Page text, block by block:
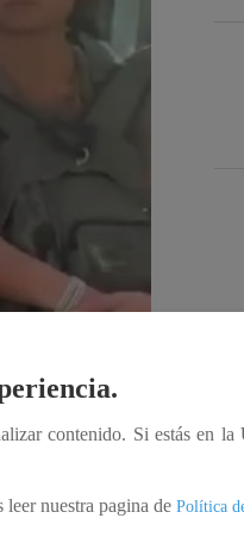
un número de
contenido. Si estás en la
nuestra pagina de Política